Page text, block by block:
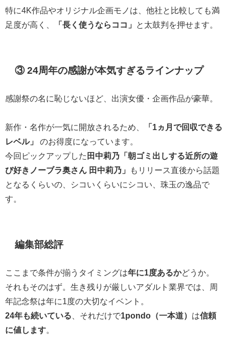
特に4K作品やオリジナル企画モノは、他社と比較しても満
足度が高く、
「長く使うならココ」 と太鼓判を押せます。
③ 24周年の感謝が本気すぎるラインナップ
感謝祭の名に恥じないほど、出演女優・企画作品が豪華。
新作・名作が一気に開放されるため、
「1ヵ月で回収できる
レベル」
のお得度になっています。
今回ピックアップした 田中莉乃「朝ゴミ出しする近所の遊
び好きノーブラ奥さん 田中莉乃」
もリリース直後から話題
となるくらいの、シコいくらいにシコい、珠玉の逸品で
す。
編集部総評
ここまで条件が揃うタイミングは年に1度あるかどうか。
それもそのはず。生き残りが厳しいアダルト業界では、周
年記念祭は年に1度の大切なイベント。
24年も続いている 、それだけで1pondo（一本道） は信頼
に値します。